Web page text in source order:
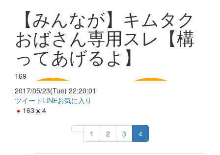
【みんなが】キムタク
おばさん専用スレ【構
ってあげるよ】
169
2017/05/23(Tue) 22:20:01
ツイート LINEお気に入り
163
4
1 2 3 4